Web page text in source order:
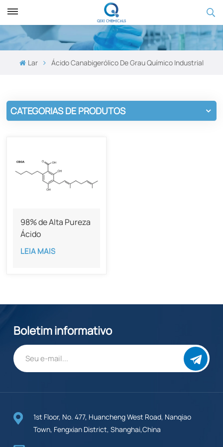
Lar Ácido Canabigerólico De Grau Químico Industrial
CATEGORIAS DE PRODUTOS
98% de Alta Pureza
Ácido
Cannabigerólico
CAS 25555-57-1​​
LEIA MAIS
Boletim informativo
1st Floor, No. 477, Huancheng West Road, Nanqiao
Town, Fengxian District, Shanghai,China